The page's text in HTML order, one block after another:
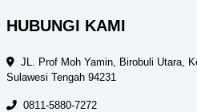
HUBUNGI KAMI
JL. Prof Moh Yamin, Birobuli Utara,
Sulawesi Tengah 94231
0811-5880-7272